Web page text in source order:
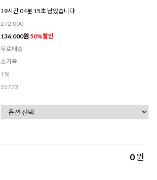
19시간 04분 13초 남았습니다
272,000
136,000원 50%할인
무료배송
소가죽
1%
55773
0원